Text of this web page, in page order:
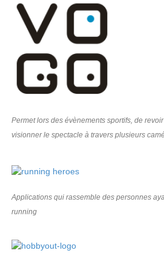
Permet lors des évènements sportifs, de
visionner le spectacle à travers plusieurs
Applications qui rassemble des personnes
running